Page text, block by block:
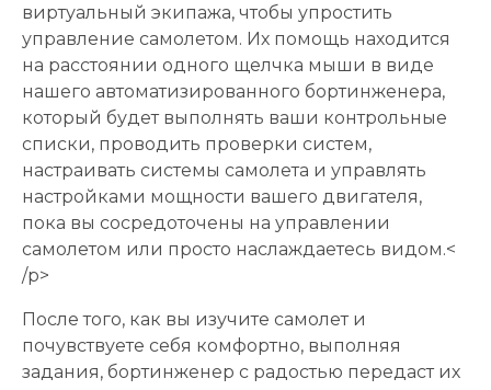
виртуальный экипажа, чтобы упростить
управление самолетом. Их помощь находится
на расстоянии одного щелчка мыши в виде
нашего автоматизированного бортинженера,
который будет выполнять ваши контрольные
списки, проводить проверки систем,
настраивать системы самолета и управлять
настройками мощности вашего двигателя,
пока вы сосредоточены на управлении
самолетом или просто наслаждаетесь видом.<
/p>
После того, как вы изучите самолет и
почувствуете себя комфортно, выполняя
задания, бортинженер с радостью передаст их